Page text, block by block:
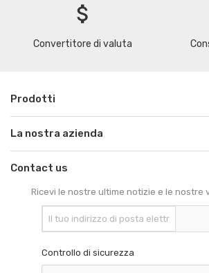
attach_money
Convertitore di valuta
Prodotti
La nostra azienda
Contact us
Ricevi le nostre ultime notizie e le nostre
Controllo di sicurezza